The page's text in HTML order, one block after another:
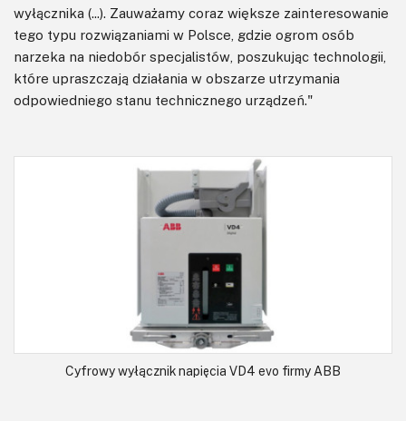
wyłącznika (...). Zauważamy coraz większe zainteresowanie
tego typu rozwiązaniami w Polsce, gdzie ogrom osób
narzeka na niedobór specjalistów, poszukując technologii,
które upraszczają działania w obszarze utrzymania
odpowiedniego stanu technicznego urządzeń."
Cyfrowy wyłącznik napięcia VD4 evo firmy ABB